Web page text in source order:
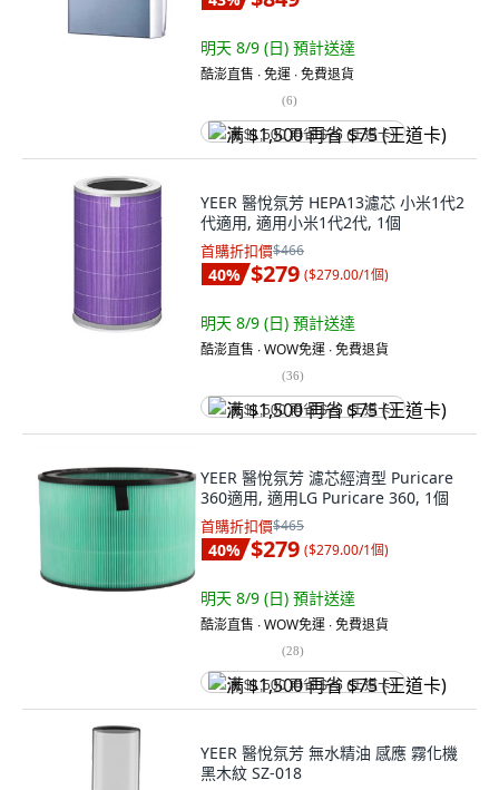
明天 8/9 (日) 預計送達
酷澎直售 ∙ 免運 ∙ 免費退貨
(6)
满 $1,500 再省 $75 (王道卡)
YEER 醫悅氛芳 HEPA13濾芯 小米1代2
代適用, 適用小米1代2代, 1個
首購折扣價$466
40% $279 ($279.00/1個)
明天 8/9 (日) 預計送達
酷澎直售 ∙ WOW免運 ∙ 免費退貨
(36)
满 $1,500 再省 $75 (王道卡)
YEER 醫悅氛芳 濾芯經濟型 Puricare
360適用, 適用LG Puricare 360, 1個
首購折扣價$465
40% $279 ($279.00/1個)
明天 8/9 (日) 預計送達
酷澎直售 ∙ WOW免運 ∙ 免費退貨
(28)
满 $1,500 再省 $75 (王道卡)
YEER 醫悅氛芳 無水精油 感應 霧化機
黑木紋 SZ-018